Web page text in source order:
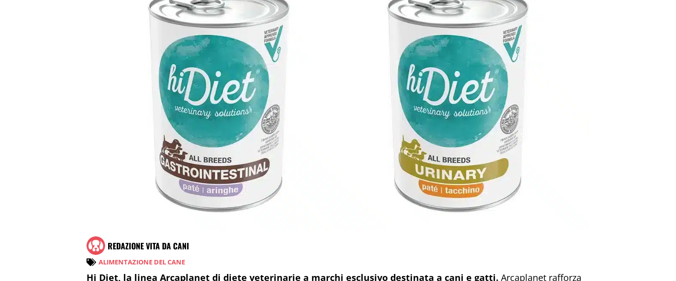
REDAZIONE VITA DA CANI
ALIMENTAZIONE DEL CANE
Hi Diet, la linea Arcaplanet di diete veterinarie a marchi esclusivo destinata a cani e gatti. Arcaplanet rafforza